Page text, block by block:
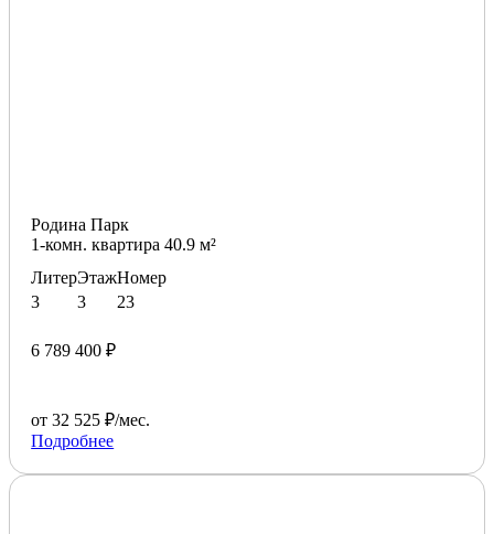
Родина Парк
1-комн. квартира 40.9 м²
Литер
3
Этаж
3
Номер
23
6 789 400 ₽
от 32 525 ₽/мес.
Подробнее